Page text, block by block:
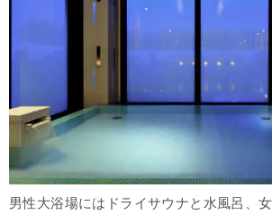
男性大浴場にはドライサウナと水風呂、